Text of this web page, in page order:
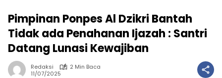
Pimpinan Ponpes Al Dzikri Bantah
Tidak ada Penahanan Ijazah : Santri
Datang Lunasi Kewajiban
Redaksi
2 Min Baca
11/07/2025